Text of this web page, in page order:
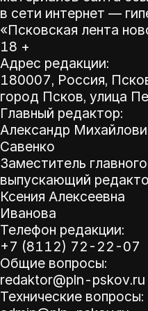
в сети интернет —
«Псковская лента
18 +
Адрес редакции:
180007, Россия,
город Псков, улица
Главный редактор:
Александр
Савенко
Заместитель
выпускающий
Ксения Алексеевна
Иванова
Телефон редакции:
+7 (8112) 72-22-07
Общие вопросы:
redaktor@pln-pskov.ru
Технические вопросы: